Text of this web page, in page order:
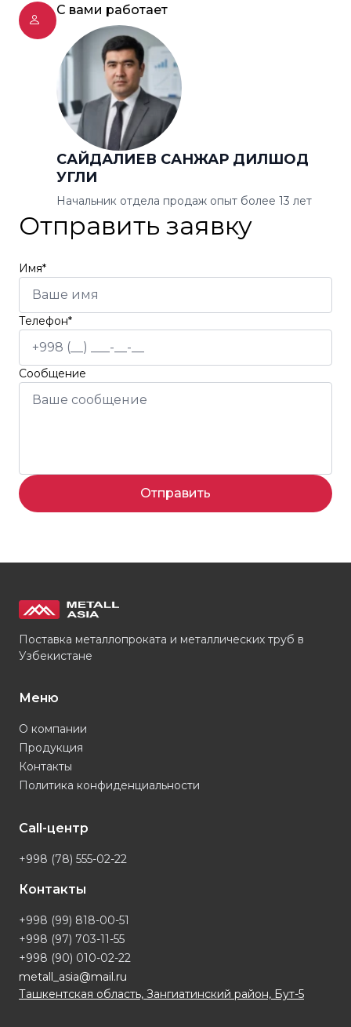
С вами работает
САЙДАЛИЕВ САНЖАР ДИЛШОД
УГЛИ
Начальник отдела продаж опыт более 13 лет
Отправить заявку
Имя*
Телефон*
Сообщение
Отправить
Поставка металлопроката и металлических труб в
Узбекистане
Меню
О компании
Продукция
Контакты
Политика конфиденциальности
Call-центр
+998 (78) 555-02-22
Контакты
+998 (99) 818-00-51
+998 (97) 703-11-55
+998 (90) 010-02-22
metall_asia@mail.ru
Ташкентская область, Зангиатинский район, Бут-5